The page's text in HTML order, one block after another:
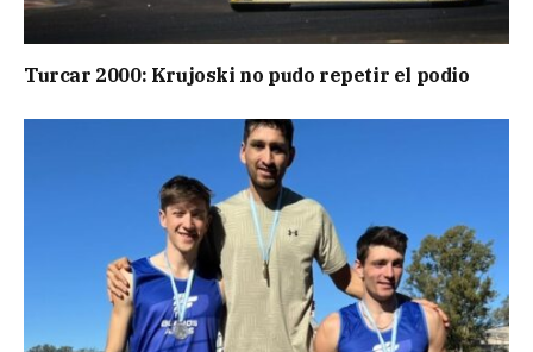
Turcar 2000: Krujoski no pudo repetir el podio